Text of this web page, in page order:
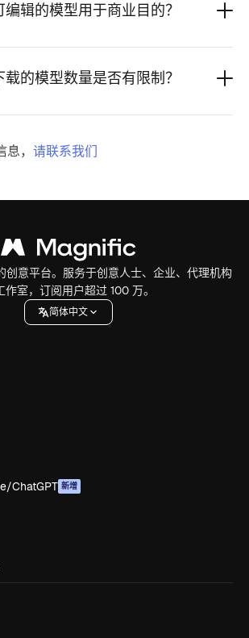
辑的模型用于商业目的？
的模型数量是否有限制？
， 请联系我们
创意平台。服务于创意人士、企业、代理机构
作室，订阅用户超过 100 万。
简体中文
ChatGPT 新增